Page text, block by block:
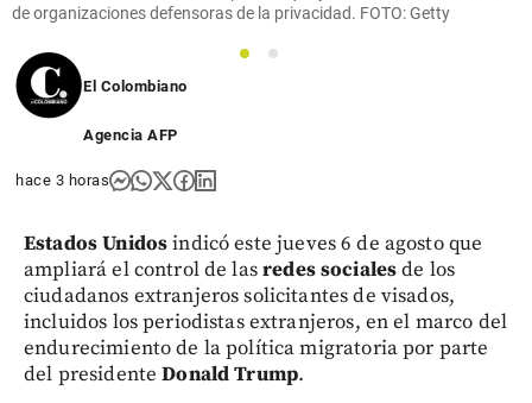
de organizaciones defensoras de la privacidad. FOTO: Getty
1
2
El Colombiano
Agencia AFP
hace 3 horas
Estados Unidosindicó este jueves 6 de agosto que
ampliará el control de lasredes socialesde los
ciudadanos extranjeros solicitantes de visados,
incluidos los periodistas extranjeros, en el marco del
endurecimiento de la política migratoria por parte
del presidenteDonald Trump.